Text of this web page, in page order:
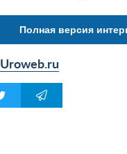
Полная версия
Uroweb.ru